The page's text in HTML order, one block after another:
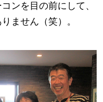
ンを目の前にして、
ません（笑）。